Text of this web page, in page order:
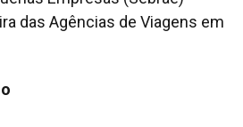
das Agências de Viagens em